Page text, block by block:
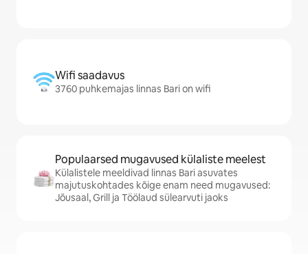
Wifi saadavus
3760 puhkemajas linnas Bari on wifi
Populaarsed mugavused külaliste meelest
Külalistele meeldivad linnas Bari asuvates
majutuskohtades kõige enam need mugavused:
Jõusaal, Grill ja Töölaud sülearvuti jaoks